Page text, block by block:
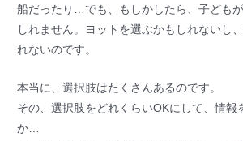
船だったり…でも、もしかしたら、子ども
しれません。ヨットを選ぶかもしれないし
れないのです。
本当に、選択肢はたくさんあるのです。
その、選択肢をどれくらいOKにして、情報
か…